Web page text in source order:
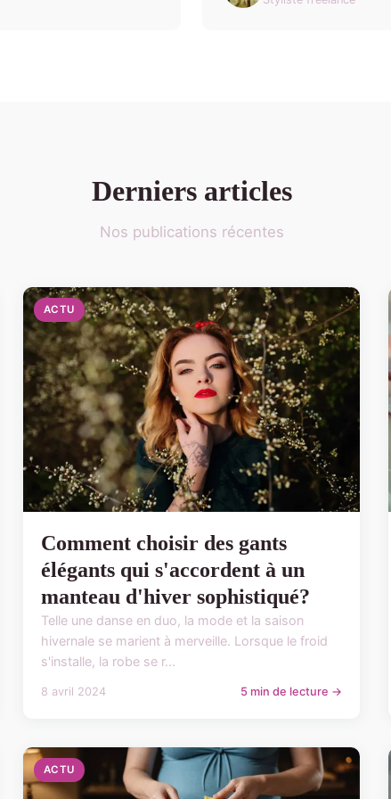
Derniers articles
Nos publications récentes
ACTU
Comment choisir des gants
élégants qui s'accordent à un
manteau d'hiver sophistiqué?
Telle une danse en duo, la mode et la saison
hivernale se marient à merveille. Lorsque le froid
s'installe, la robe se r...
8 avril 2024 5 min de lecture →
ACTU